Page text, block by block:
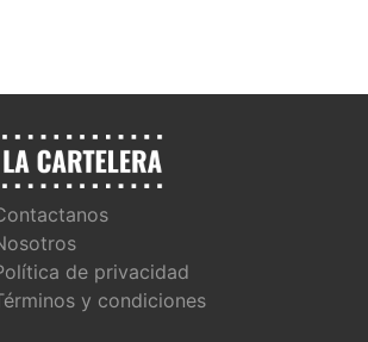
de privacidad
y condiciones